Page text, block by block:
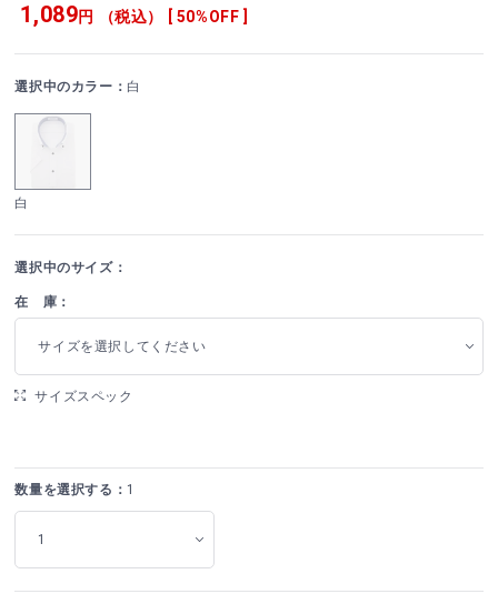
1,089円 （税込） [ 50%OFF ]
選択中のカラー： 白
白
選択中のサイズ：
在 庫：
サイズを選択してください
サイズスペック
数量を選択する： 1